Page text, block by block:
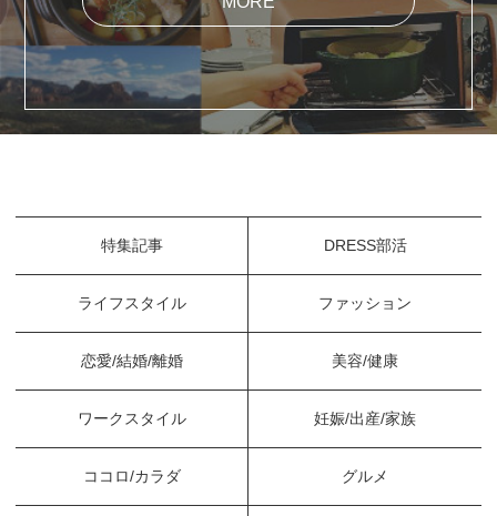
特集記事 DRESS部活
ライフスタイル ファッション
恋愛/結婚/離婚 美容/健康
ワークスタイル 妊娠/出産/家族
ココロ/カラダ グルメ